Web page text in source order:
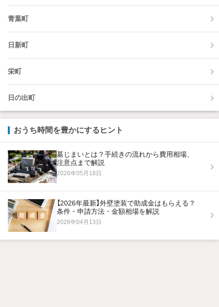
青葉町
日新町
栄町
日の出町
おうち時間を豊かにするヒント
墓じまいとは？手続きの流れから費用相場、
注意点まで解説
2026年05月18日
【2026年最新】外壁塗装で助成金はもらえる？
条件・申請方法・金額相場を解説
2026年04月13日